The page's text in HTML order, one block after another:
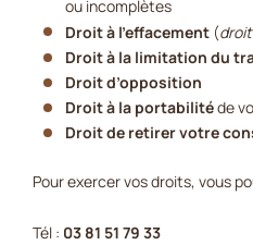
ou incomplètes
Droit à l’effacement (droit
Droit à la limitation du
Droit d’opposition
Droit à la portabilitéde
Droit de retirer votre
Pour exercer vos droits, vous
Tél : 03 81 51 79 33